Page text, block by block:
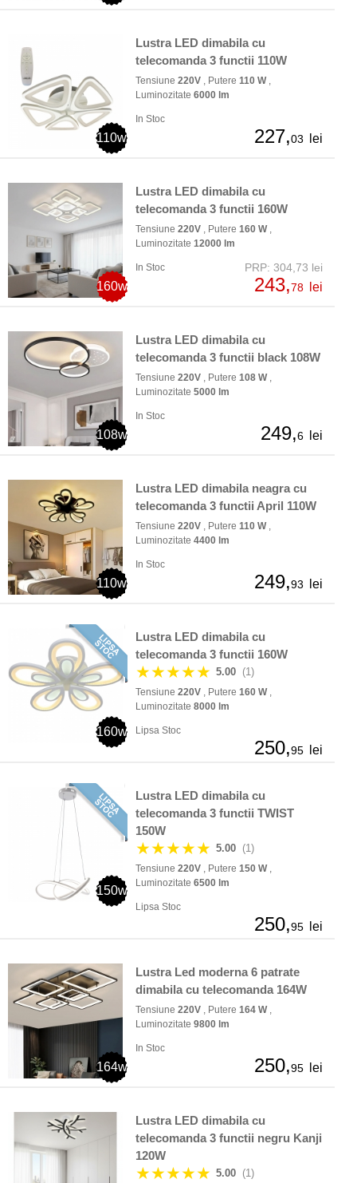
110w
Lustra LED dimabila cu
telecomanda 3 functii 110W
Tensiune 220V , Putere 110 W,
Luminozitate 6000 lm
In Stoc
227,03 lei
160w
Lustra LED dimabila cu
telecomanda 3 functii 160W
Tensiune 220V , Putere 160 W,
Luminozitate 12000 lm
In Stoc PRP: 304,73 lei
243,78 lei
108w
Lustra LED dimabila cu
telecomanda 3 functii black 108W
Tensiune 220V , Putere 108 W,
Luminozitate 5000 lm
In Stoc
249,6 lei
110w
Lustra LED dimabila neagra cu
telecomanda 3 functii April 110W
Tensiune 220V , Putere 110 W,
Luminozitate 4400 lm
In Stoc
249,93 lei
160w
Lustra LED dimabila cu
telecomanda 3 functii 160W
★★★★★ 5.00 (1)
Tensiune 220V , Putere 160 W,
Luminozitate 8000 lm
Lipsa Stoc
250,95 lei
150w
Lustra LED dimabila cu
telecomanda 3 functii TWIST
150W
★★★★★ 5.00 (1)
Tensiune 220V , Putere 150 W,
Luminozitate 6500 lm
Lipsa Stoc
250,95 lei
164w
Lustra Led moderna 6 patrate
dimabila cu telecomanda 164W
Tensiune 220V , Putere 164 W,
Luminozitate 9800 lm
In Stoc
250,95 lei
Lustra LED dimabila cu
telecomanda 3 functii negru Kanji
120W
★★★★★ 5.00 (1)